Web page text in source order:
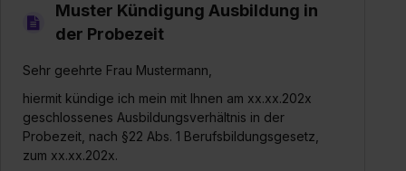
Muster Kündigung Ausbildung in
der Probezeit
Sehr geehrte Frau Mustermann,
hiermit kündige ich mein mit Ihnen am xx.xx.202x
geschlossenes Ausbildungsverhältnis in der
Probezeit, nach §22 Abs. 1 Berufsbildungsgesetz,
zum xx.xx.202x.